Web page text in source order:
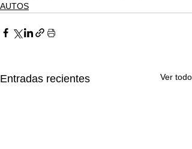
AUTOS
Entradas recientes Ver todo